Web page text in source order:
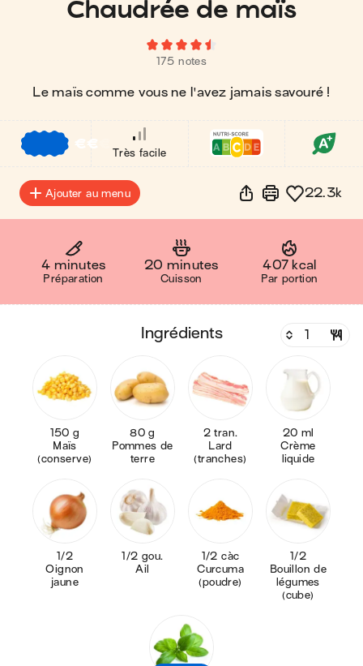
Chaudrée de maïs
175 notes
Le maïs comme vous ne l'avez jamais savouré !
€€
Très facile
Ajouter au menu 22.3k
4 minutes
Préparation
20 minutes
Cuisson
407 kcal
Par portion
ingrédients
150 g
Maïs
(conserve)
80 g
Pommes de
terre
2 tran.
Lard
(tranches)
20 ml
Crème
liquide
1/2
Oignon
jaune
1/2 gou.
Ail
1/2 càc
Curcuma
(poudre)
1/2
Bouillon de
légumes
(cube)